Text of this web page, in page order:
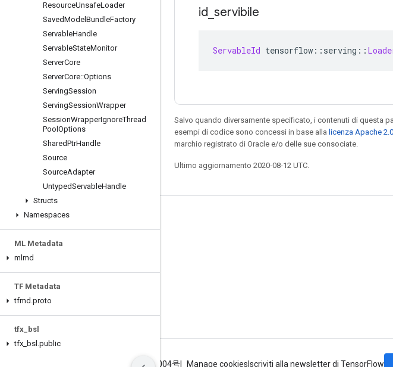
ResourceUnsafeLoader
SavedModel BundleFactory
ServableHandle
ServableStateMonitor
ServerCore
ServerCore::Options
ServingSession
ServingSessionWrapper
SessionWrapperIgnoreThread
Pool Options
SharedPtrHandle
Source
SourceAdapter
UntypedServableHandle
Structs
Namespaces
ML Metadata
mlmd
TF Metadata
tfmd .proto
tfx bsl
tfx bsl .public
id servibile
ServableId tensorflow :: serving ::
Salvo quando diversamente specificato, i contenuti di questa
esempi di codice sono concessi in base alla licenza Apache 2.0
marchio registrato di Oracle e/o delle sue consociate.
Ultimo aggiornamento 2020-08-12 UTC.
Resta connesso
GitHub
哔哩哔哩
ICP证合字B2-20070004号 Manage cookies Iscriviti alla newsletter di TensorFlow